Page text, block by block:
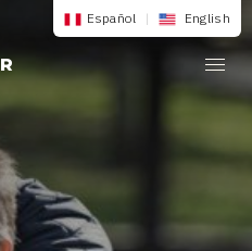
Español | English